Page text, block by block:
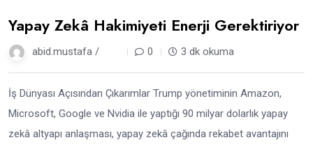
Yapay Zekâ Hakimiyeti Enerji Gerektiriyor
abid.mustafa / 0 3 dk okuma
İş Dünyası Açısından Çıkarımlar Trump yönetiminin Amazon,
Microsoft, Google ve Nvidia ile yaptığı 90 milyar dolarlık yapay
zekâ altyapı anlaşması, yapay zekâ çağında rekabet avantajını